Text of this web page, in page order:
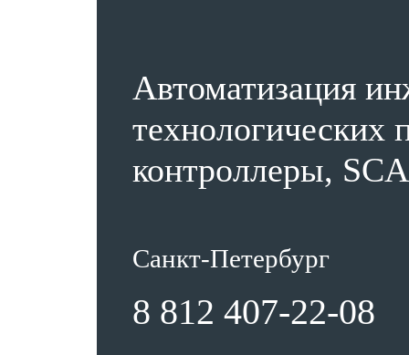
Автоматизация
технологических
контроллеры,
Санкт-Петербург
8 812 407-22-08